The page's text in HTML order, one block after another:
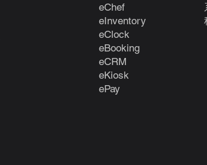
eChef
eInventory
eClock
eBooking
eCRM
eKiosk
ePay